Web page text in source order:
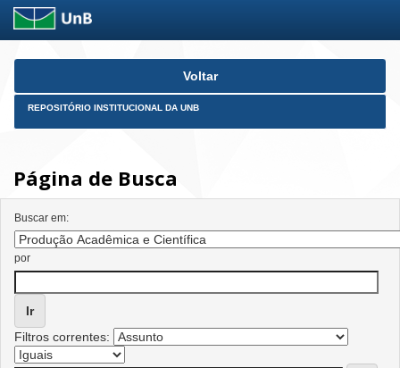
Skip
Voltar
REPOSITÓRIO INSTITUCIONAL DA UNB
Página de Busca
Buscar em:
por
Filtros correntes: